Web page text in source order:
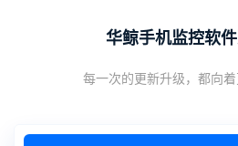
华鲸手机监控软
每一次的更新升级，都向